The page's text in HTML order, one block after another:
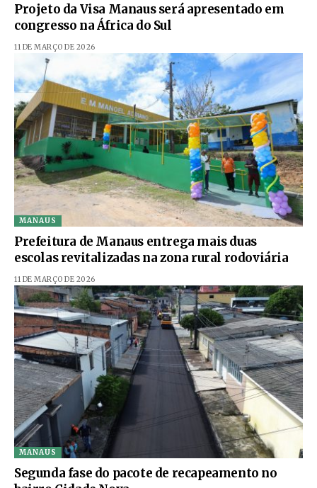
Projeto da Visa Manaus será apresentado em
congresso na África do Sul
11 DE MARÇO DE 2026
MANAUS
Prefeitura de Manaus entrega mais duas
escolas revitalizadas na zona rural rodoviária
11 DE MARÇO DE 2026
MANAUS
Segunda fase do pacote de recapeamento no